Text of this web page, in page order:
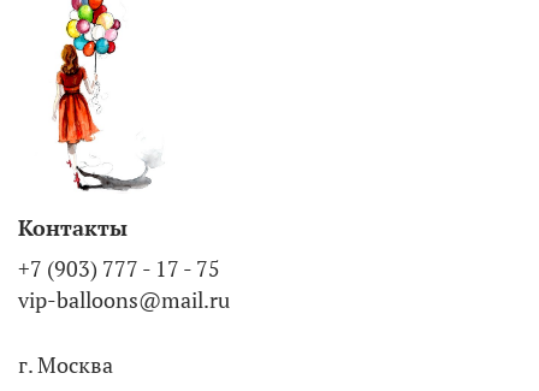
Контакты
+7 (903) 777 - 17 - 75
vip-balloons@mail.ru
г. Москва